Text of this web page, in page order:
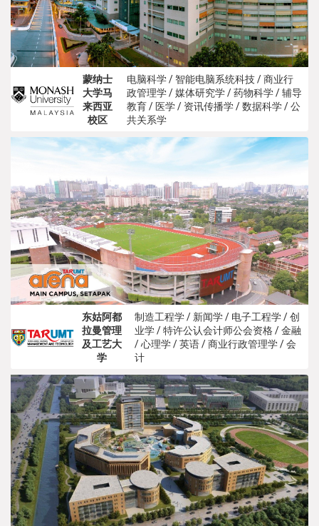
蒙纳士
大学马
来西亚
校区
电脑科学 / 智能电脑系统科技 / 商业行
政管理学 / 媒体研究学 / 药物科学 / 辅导
教育 / 医学 / 资讯传播学 / 数据科学 / 公
共关系学
东姑阿都
拉曼管理
及工艺大
学
制造工程学 / 新闻学 / 电子工程学 / 创
业学 / 特许公认会计师公会资格 / 金融
/ 心理学 / 英语 / 商业行政管理学 / 会
计